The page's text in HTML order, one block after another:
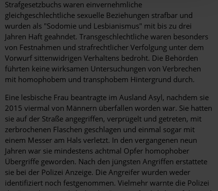
Strafgesetzbuchs waren einvernehmliche
gleichgeschlechtliche sexuelle Beziehungen strafbar und
wurden als "Sodomie und Lesbianismus" mit bis zu drei
Jahren Haft geahndet. Transgeschlechtliche waren besonders
von Festnahmen und strafrechtlicher Verfolgung unter dem
Vorwurf sittenwidrigen Verhaltens bedroht. Die Behörden
führten keine wirksamen Untersuchungen von Verbrechen
mit homophobem und transphobem Hintergrund durch.
Eine lesbische Frau beantragte im Ausland Asyl, nachdem sie
2015 viermal von Männern überfallen worden war. Sie hatten
sie auf der Straße angegriffen, verprügelt und getreten, mit
zerbrochenen Flaschen geschlagen und einmal sogar mit
einem Messer am Hals verletzt. In den vergangenen neun
Jahren war sie mindestens achtmal Opfer homophober
Übergriffe geworden. Nach den jüngsten Angriffen erstattete
sie bei der Polizei Anzeige. Die Angreifer wurden weder
identifiziert noch festgenommen. Vielmehr warnte die Polizei